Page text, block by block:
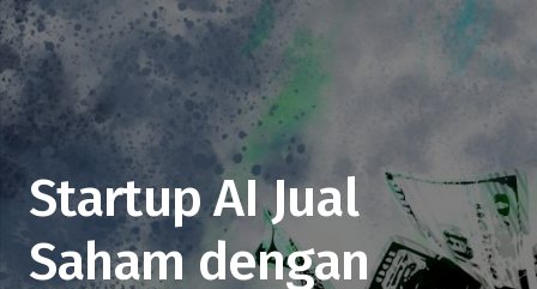
Startup AI Jual
Saham dengan